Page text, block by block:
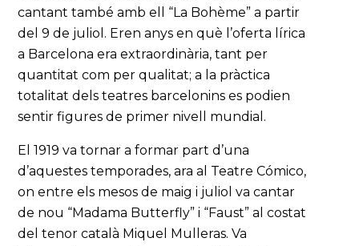
cantant també amb ell “La Bohème” a partir
del 9 de juliol. Eren anys en què l’oferta lírica
a Barcelona era extraordinària, tant per
quantitat com per qualitat; a la pràctica
totalitat dels teatres barcelonins es podien
sentir figures de primer nivell mundial.
El 1919 va tornar a formar part d’una
d’aquestes temporades, ara al Teatre Cómico,
on entre els mesos de maig i juliol va cantar
de nou “Madama Butterfly” i “Faust” al costat
del tenor català Miquel Mulleras. Va